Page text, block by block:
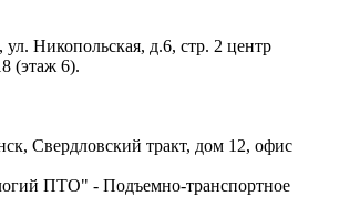
ул. Никопольская, д.6, стр. 2 центр
(этаж 6).
Свердловский тракт, дом 12, офис
ПТО" - Подъемно-транспортное